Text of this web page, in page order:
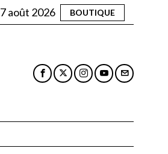
7 août 2026 BOUTIQUE